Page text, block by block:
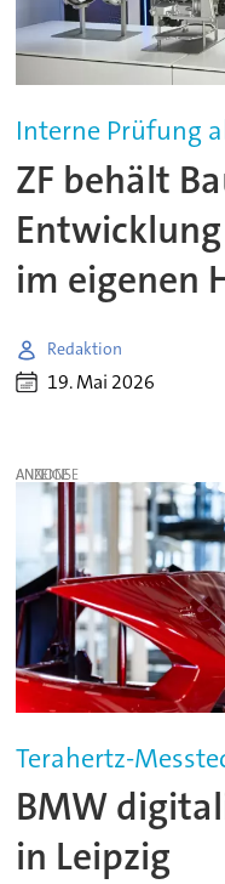
Interne Prüfung
ZF behält
im eigenen
Redaktion
19. Mai 2026
ANZEIGE
Terahertz-
BMW
in Leipzig